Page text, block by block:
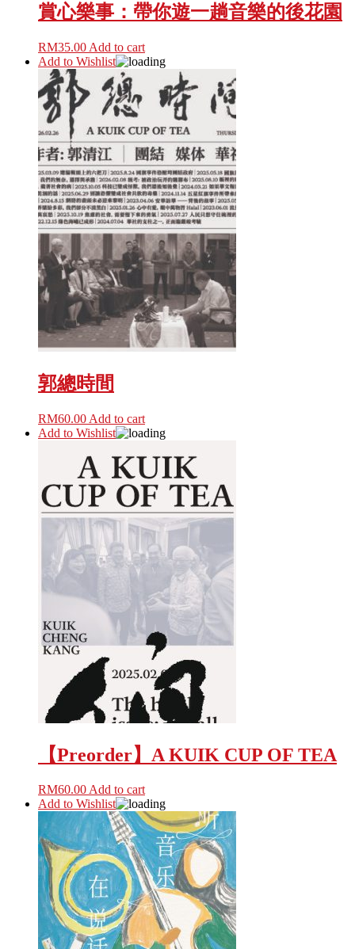
賞心樂事：帶你遊一趟音樂的後花園
RM35.00 Add to cart
Add to Wishlist
郭總時間
RM60.00 Add to cart
Add to Wishlist
【Preorder】A KUIK CUP OF TEA
RM60.00Add to cart
Add to Wishlist